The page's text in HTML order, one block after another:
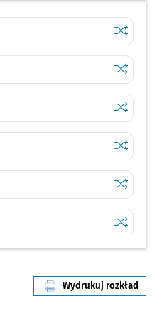
Sprawdź
Sprawdź
Most
Sprawdź
Sprawdź
Sprawdź
Serbska
Sprawdź
Most
Sprawdź
Pl.
Wydrukuj rozkład
linii nr 16